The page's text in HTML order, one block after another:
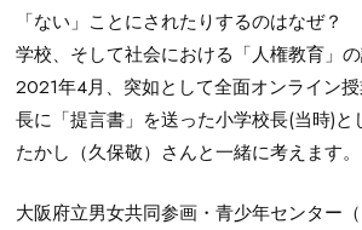
「ない」ことにされたりするのはなぜ？
学校、そして社会における「人権教育」
2021年4月、突如として全面オンライン
長に「提言書」を送った小学校長(当時)
たかし（久保敬）さんと一緒に考えます。
大阪府立男女共同参画・青少年センター